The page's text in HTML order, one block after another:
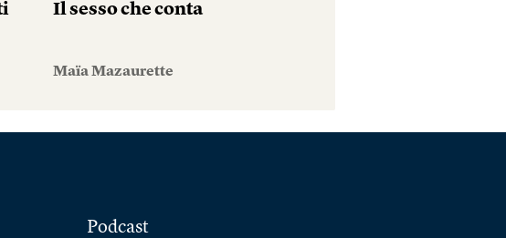
Il sesso che conta
Maïa Mazaurette
Podcast